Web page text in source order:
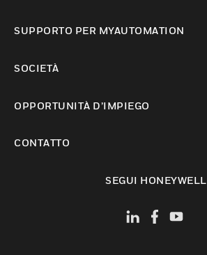
SUPPORTO PER MYAUTOMATION
SOCIETÀ
OPPORTUNITÀ D’IMPIEGO
CONTATTO
SEGUI HONEYWELL